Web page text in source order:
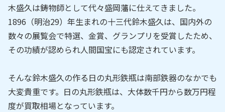
木盛久は鋳物師として代々盛岡藩に仕えてきました。
1896（明治29）年生まれの十三代鈴木盛久は、国内外の
数々の展覧会で特選、金賞、グランプリを受賞したため、
その功績が認められ人間国宝にも認定されています。
そんな鈴木盛久の作る日の丸形鉄瓶は南部鉄器のなかでも
大変貴重です。日の丸形鉄瓶は、大体数千円から数万円程
度が買取相場となっています。